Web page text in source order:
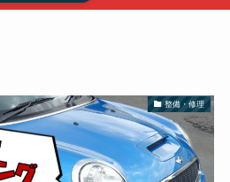
整備・修理